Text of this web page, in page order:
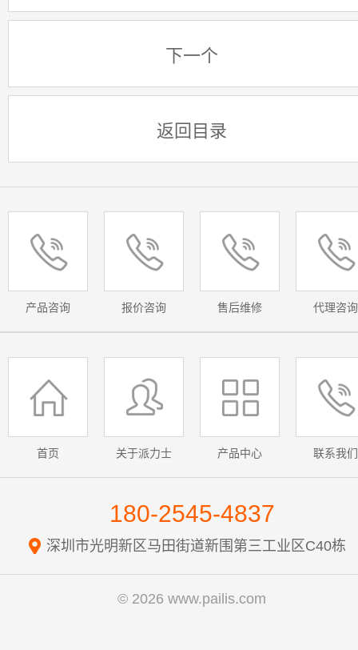
下一个
返回目录
产品咨询 报价咨询 售后维修 代理咨询
首页 关于派力士 产品中心 联系我们
180-2545-4837
深圳市光明新区马田街道新围第三工业区C40栋
© 2026 www.pailis.com